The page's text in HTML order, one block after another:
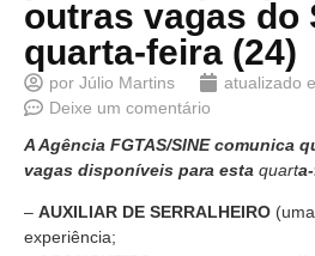
outras vagas do
quarta-feira (24)
por Júlio Martins atualizado
Deixe um comentário
A Agência FGTAS/SINE comunica
vagas disponíveis para esta quart
– AUXILIAR DE SERRALHEIRO
experiência;